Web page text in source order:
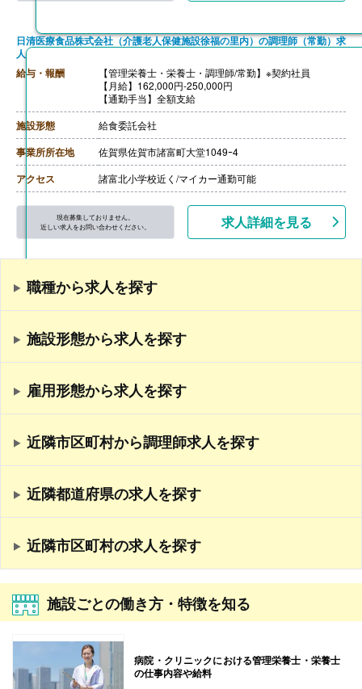
日清医療食品株式会社（介護老人保健施設徐福の里内）の調理師（常勤）求
人
給与・報酬
【管理栄養士・栄養士・調理師/常勤】※契約社員
【月給】162,000円-250,000円
【通勤手当】全額支給
施設形態 給食委託会社
事業所所在地 佐賀県佐賀市諸富町大堂1049ｰ4
アクセス 諸富北小学校近く/マイカー通勤可能
現在募集しておりません。
近しい求人をお問い合わせください。
求人詳細を見る
職種から求人を探す
施設形態から求人を探す
雇用形態から求人を探す
近隣市区町村から調理師求人を探す
近隣都道府県の求人を探す
近隣市区町村の求人を探す
施設ごとの働き方・特徴を知る
病院・クリニックにおける管理栄養士・栄養士
の仕事内容や給料